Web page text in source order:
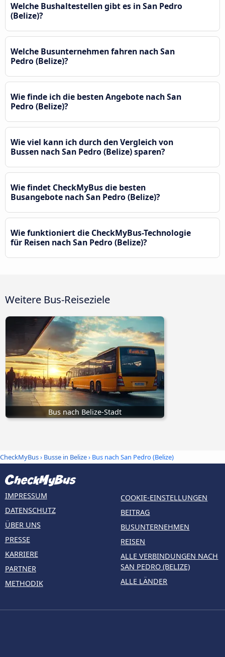
Welche Bushaltestellen gibt es in San Pedro
(Belize)?
Welche Busunternehmen fahren nach San
Pedro (Belize)?
Wie finde ich die besten Angebote nach San
Pedro (Belize)?
Wie viel kann ich durch den Vergleich von
Bussen nach San Pedro (Belize) sparen?
Wie findet CheckMyBus die besten
Busangebote nach San Pedro (Belize)?
Wie funktioniert die CheckMyBus-Technologie
für Reisen nach San Pedro (Belize)?
Weitere Bus-Reiseziele
Bus nach Belize-Stadt
CheckMyBus› Busse in Belize› Bus nach San Pedro (Belize)
IMPRESSUM
DATENSCHUTZ
ÜBER UNS
PRESSE
KARRIERE
PARTNER
METHODIK
COOKIE-EINSTELLUNGEN
BEITRAG
BUSUNTERNEHMEN
REISEN
ALLE VERBINDUNGEN NACH
SAN PEDRO (BELIZE)
ALLE LÄNDER